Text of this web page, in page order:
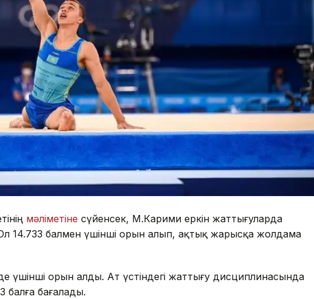
мәліметіне сүйенсек, М.Карими еркін жаттығуларда
14.733 балмен үшінші орын алып, ақтық жарысқа жолдама
үшінші орын алды. Ат үстіндегі жаттығу дисциплинасында
балға бағалады.